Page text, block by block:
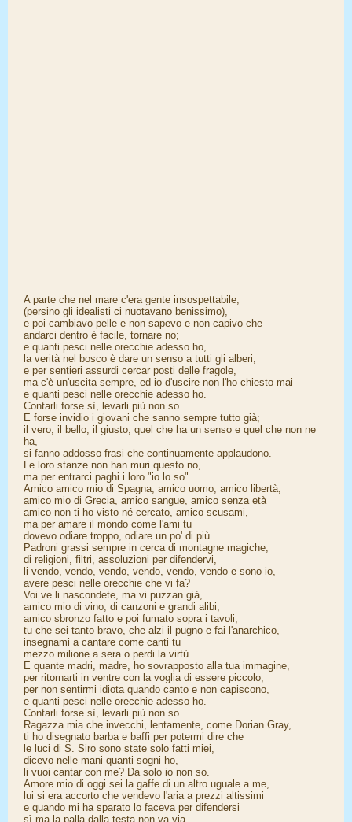
A parte che nel mare c'era gente insospettabile,
(persino gli idealisti ci nuotavano benissimo),
e poi cambiavo pelle e non sapevo e non capivo che
andarci dentro è facile, tornare no;
e quanti pesci nelle orecchie adesso ho,
la verità nel bosco è dare un senso a tutti gli alberi,
e per sentieri assurdi cercar posti delle fragole,
ma c'è un'uscita sempre, ed io d'uscire non l'ho chiesto mai
e quanti pesci nelle orecchie adesso ho.
Contarli forse sì, levarli più non so.
E forse invidio i giovani che sanno sempre tutto già;
il vero, il bello, il giusto, quel che ha un senso e quel che non ne
ha,
si fanno addosso frasi che continuamente applaudono.
Le loro stanze non han muri questo no,
ma per entrarci paghi i loro "io lo so".
Amico amico mio di Spagna, amico uomo, amico libertà,
amico mio di Grecia, amico sangue, amico senza età
amico non ti ho visto né cercato, amico scusami,
ma per amare il mondo come l'ami tu
dovevo odiare troppo, odiare un po' di più.
Padroni grassi sempre in cerca di montagne magiche,
di religioni, filtri, assoluzioni per difendervi,
li vendo, vendo, vendo, vendo, vendo, vendo e sono io,
avere pesci nelle orecchie che vi fa?
Voi ve li nascondete, ma vi puzzan già,
amico mio di vino, di canzoni e grandi alibi,
amico sbronzo fatto e poi fumato sopra i tavoli,
tu che sei tanto bravo, che alzi il pugno e fai l'anarchico,
insegnami a cantare come canti tu
mezzo milione a sera o perdi la virtù.
E quante madri, madre, ho sovrapposto alla tua immagine,
per ritornarti in ventre con la voglia di essere piccolo,
per non sentirmi idiota quando canto e non capiscono,
e quanti pesci nelle orecchie adesso ho.
Contarli forse sì, levarli più non so.
Ragazza mia che invecchi, lentamente, come Dorian Gray,
ti ho disegnato barba e baffi per potermi dire che
le luci di S. Siro sono state solo fatti miei,
dicevo nelle mani quanti sogni ho,
li vuoi cantar con me? Da solo io non so.
Amore mio di oggi sei la gaffe di un altro uguale a me,
lui si era accorto che vendevo l'aria a prezzi altissimi
e quando mi ha sparato lo faceva per difendersi
sì ma la palla dalla testa non va via